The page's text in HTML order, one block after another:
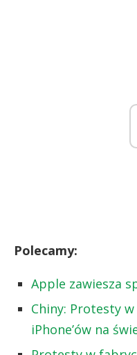
Polecamy:
Apple zawiesza
Chiny: Protesty
iPhone’ów na